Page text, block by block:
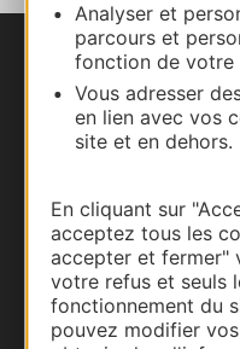
Analyser et
parcours et
fonction de votre
Vous adresser
en lien avec vos
site et en dehors.
En cliquant sur
acceptez tous les
accepter et fermer"
votre refus et seuls
fonctionnement du
pouvez modifier
Nous contacter
Carte